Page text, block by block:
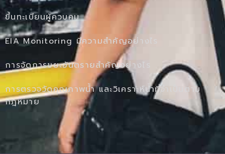
ขึ้นทะเบียนผู้ควบคุม
EIA Monitoring มีความสำคัญอย่างไร
การจัดการขยะอันตรายสำคัญอย่างไร
การตรวจวัดคุณภาพน้ำ และวิเคราะห์น้ำที่จำเป็นตาม
กฎหมาย